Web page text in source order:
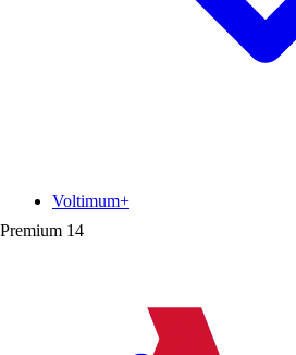
Premium 14
Voltimum+